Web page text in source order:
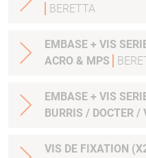
BERETTA
EMBASE + VIS
ACRO & MPS
EMBASE + VIS
BURRIS / DOCTER /
VIS DE FIXATION (X2)